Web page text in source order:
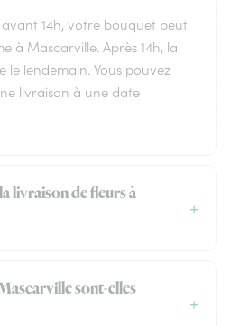
14h, votre bouquet peut
à Mascarville. Après 14h, la
le lendemain. Vous pouvez
livraison à une date
livraison de fleurs à
sont-elles